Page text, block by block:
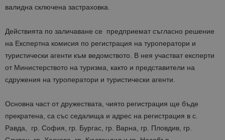
валидна сключена застраховка.
Действията по заличаване се предприемат съгласно решение
на Експертна комисия по регистрация на туроператори и
туристически агенти към ведомството. В нея участват експерти
от Министерството на туризма, както и представители на
сдружения на туроператори и туристически агенти.
Основна част от дружествата, чиято регистрация ще бъде
прекратена, са със седалища и адрес на регистрация в с.
Равда, гр. София, гр. Бургас, гр. Варна, гр. Пловдив, гр.